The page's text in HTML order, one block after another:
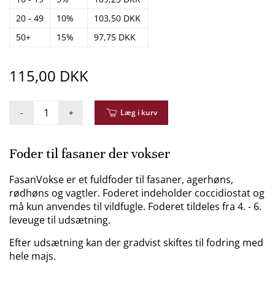
20 - 49
10%
103,50 DKK
50+
15% 97,75 DKK
115,00 DKK
- + Læg i kurv
Foder til fasaner der vokser
FasanVokse er et fuldfoder til fasaner, agerhøns,
rødhøns og vagtler. Foderet indeholder coccidiostat og
må kun anvendes til vildfugle. Foderet tildeles fra 4. - 6.
leveuge til udsætning.
Efter udsætning kan der gradvist skiftes til fodring med
hele majs.